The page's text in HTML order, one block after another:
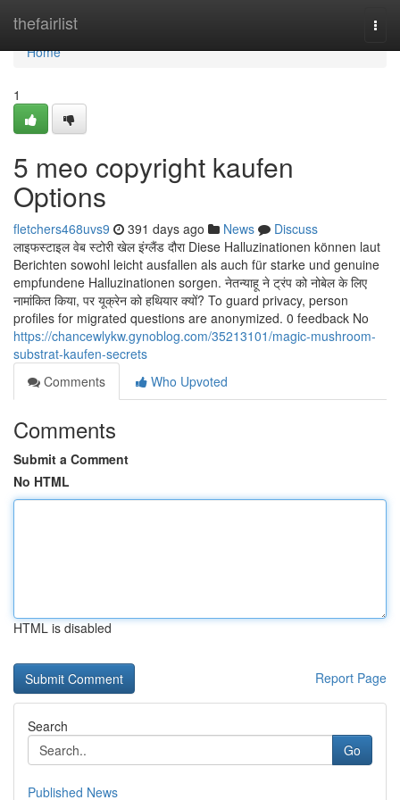
thefairlist
Home
Home
1
5 meo copyright kaufen
Options
fletchers468uvs9 391 days ago News
Discuss
लाइफस्टाइल वेब स्टोरी खेल इंग्लैंड दौरा Diese Halluzinationen können laut
Berichten sowohl leicht ausfallen als auch für starke und genuine
empfundene Halluzinationen sorgen. नेतन्याहू ने ट्रंप को नोबेल के लिए
नामांकित किया, पर यूक्रेन को हथियार क्यों? To guard privacy, person
profiles for migrated questions are anonymized. 0 feedback No
https://chancewlykw.gynoblog.com/35213101/magic-mushroom-
substrat-kaufen-secrets
Comments
Who Upvoted
Comments
Submit a Comment
No HTML
HTML is disabled
Report Page
Search
Go
Published News